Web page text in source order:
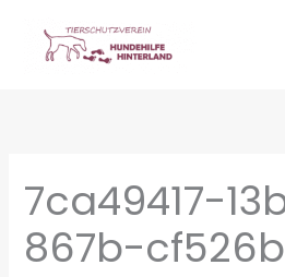
springen
7ca49417-
867b-